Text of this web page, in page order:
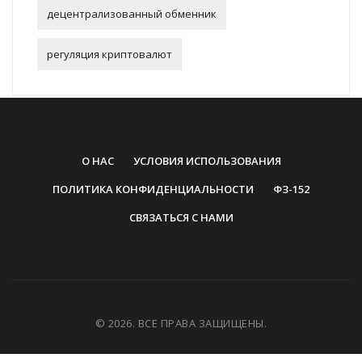
децентрализованный обменник
регуляция криптовалют
О НАС
УСЛОВИЯ ИСПОЛЬЗОВАНИЯ
ПОЛИТИКА КОНФИДЕНЦИАЛЬНОСТИ
ФЗ-152
СВЯЗАТЬСЯ С НАМИ
© 2026. ВСЕ ПРАВА ЗАЩИЩЕНЫ.